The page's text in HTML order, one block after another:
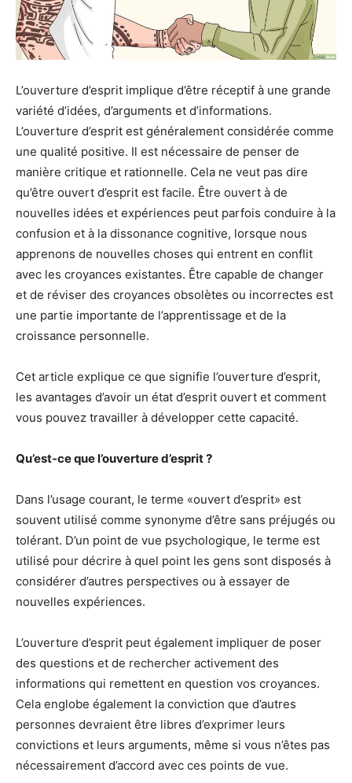
L’ouverture d’esprit implique d’être réceptif à une grande
variété d’idées, d’arguments et d’informations.
L’ouverture d’esprit est généralement considérée comme
une qualité positive. Il est nécessaire de penser de
manière critique et rationnelle. Cela ne veut pas dire
qu’être ouvert d’esprit est facile. Être ouvert à de
nouvelles idées et expériences peut parfois conduire à la
confusion et à la dissonance cognitive, lorsque nous
apprenons de nouvelles choses qui entrent en conflit
avec les croyances existantes. Être capable de changer
et de réviser des croyances obsolètes ou incorrectes est
une partie importante de l’apprentissage et de la
croissance personnelle.
Cet article explique ce que signifie l’ouverture d’esprit,
les avantages d’avoir un état d’esprit ouvert et comment
vous pouvez travailler à développer cette capacité.
Qu’est-ce que l’ouverture d’esprit ?
Dans l’usage courant, le terme «ouvert d’esprit» est
souvent utilisé comme synonyme d’être sans préjugés ou
tolérant. D’un point de vue psychologique, le terme est
utilisé pour décrire à quel point les gens sont disposés à
considérer d’autres perspectives ou à essayer de
nouvelles expériences.
L’ouverture d’esprit peut également impliquer de poser
des questions et de rechercher activement des
informations qui remettent en question vos croyances.
Cela englobe également la conviction que d’autres
personnes devraient être libres d’exprimer leurs
convictions et leurs arguments, même si vous n’êtes pas
nécessairement d’accord avec ces points de vue.